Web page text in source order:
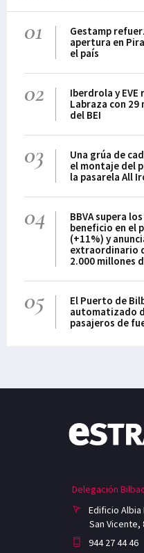
01
Gestamp
apertura en
el país
02
Iberdrola y
Labraza con
del BEI
03
Una grúa de
el montaje del
la pasarela All
04
BBVA supera
beneficio en el
(+11%) y
extraordinario
2.000 millones
05
El Puerto de
automatizado
pasajeros de
Delegación
Edificio Albia
San Vicente,
944 27 44 46